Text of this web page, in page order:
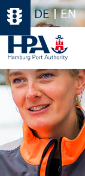
DE EN
im
Download-